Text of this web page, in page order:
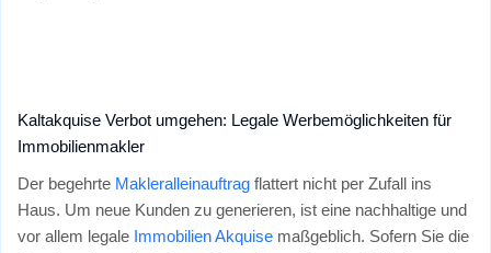
Kaltakquise Verbot umgehen: Legale Werbemöglichkeiten für
Immobilienmakler
Der begehrteMakleralleinauftragflattert nicht per Zufall ins
Haus. Um neue Kunden zu generieren, ist eine nachhaltige und
vor allem legaleImmobilien Akquisemaßgeblich. Sofern Sie die